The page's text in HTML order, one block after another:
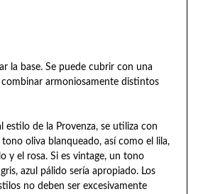
la base. Se puede cubrir con una
armoniosamente distintos
estilo de la Provenza, se utiliza con
oliva blanqueado, así como el lila,
y el rosa. Si es vintage, un tono
azul pálido sería apropiado. Los
no deben ser excesivamente